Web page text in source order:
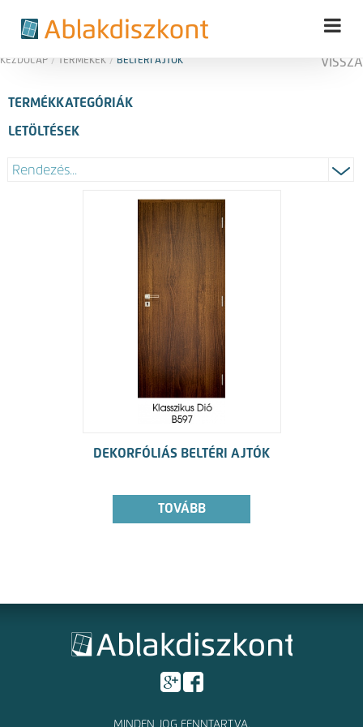
KEZDŐLAP / TERMÉKEK / BELTÉRI AJTÓK VISSZA
TERMÉKKATEGÓRIÁK
LETÖLTÉSEK
DEKORFÓLIÁS BELTÉRI AJTÓK
TOVÁBB
MINDEN JOG FENNTARTVA.